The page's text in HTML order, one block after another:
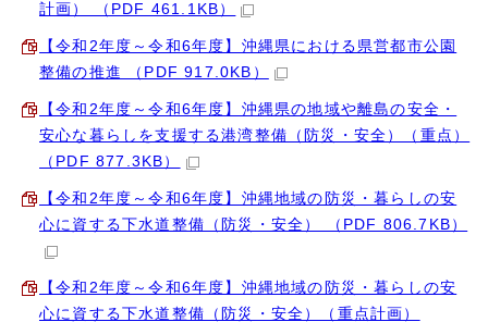
計画） （PDF 461.1KB）
【令和2年度～令和6年度】沖縄県における県営都市公園
整備の推進 （PDF 917.0KB）
【令和2年度～令和6年度】沖縄県の地域や離島の安全・
安心な暮らしを支援する港湾整備（防災・安全）（重点）
（PDF 877.3KB）
【令和2年度～令和6年度】沖縄地域の防災・暮らしの安
心に資する下水道整備（防災・安全） （PDF 806.7KB）
【令和2年度～令和6年度】沖縄地域の防災・暮らしの安
心に資する下水道整備（防災・安全）（重点計画）